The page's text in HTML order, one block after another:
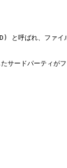
と呼ばれ、ファイ
ードパーティが